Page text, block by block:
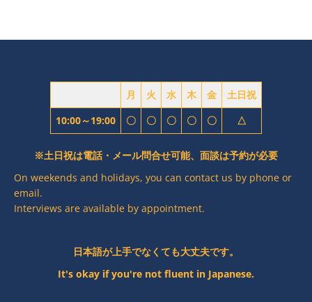
ョ
月 火 水 木 金
土日祝
10:00～19:00
〇 〇 〇 〇 〇 △
※土日祝は電話・メール問合せ可能、面談は予約が必要
On weekends and holidays, you can contact us by phone or
email.
Interviews are available by appointment.
日本語が上手でなくても大丈夫です。
It's okay if you're not fluent in Japanese.